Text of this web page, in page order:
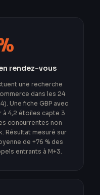
rendez-vous
une recherche
dans les 24
Une fiche GBP avec
à 4,2 étoiles capte 3
concurrentes non
Résultat mesuré sur
de +76 % des
entrants à M+3.